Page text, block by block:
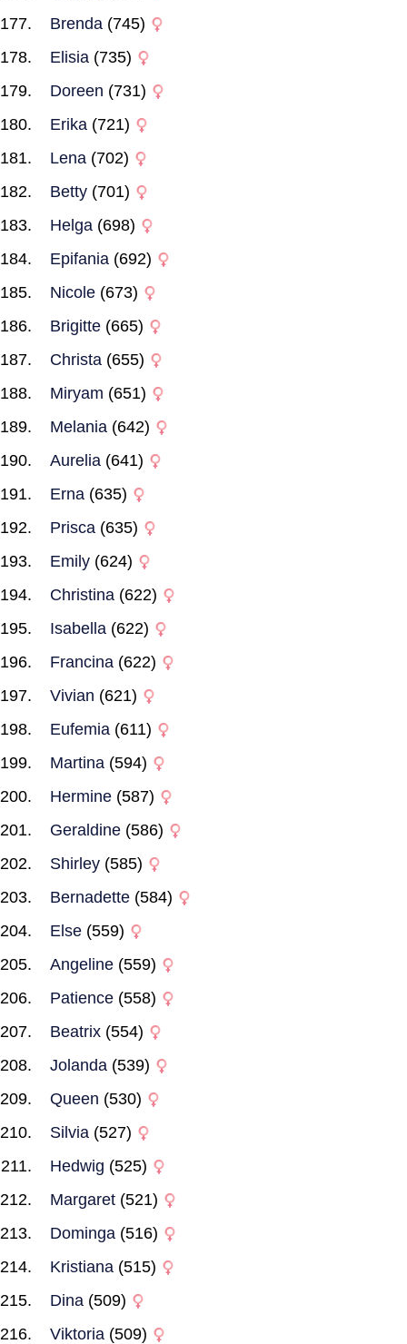
Brenda (745)
Elisia (735)
Doreen (731)
Erika (721)
Lena (702)
Betty (701)
Helga (698)
Epifania (692)
Nicole (673)
Brigitte (665)
Christa (655)
Miryam (651)
Melania (642)
Aurelia (641)
Erna (635)
Prisca (635)
Emily (624)
Christina (622)
Isabella (622)
Francina (622)
Vivian (621)
Eufemia (611)
Martina (594)
Hermine (587)
Geraldine (586)
Shirley (585)
Bernadette (584)
Else (559)
Angeline (559)
Patience (558)
Beatrix (554)
Jolanda (539)
Queen (530)
Silvia (527)
Hedwig (525)
Margaret (521)
Dominga (516)
Kristiana (515)
Dina (509)
Viktoria (509)